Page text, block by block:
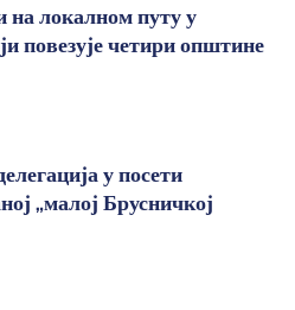
на локалном путу у
повезује четири општине
у посети
„малој Брусничкој